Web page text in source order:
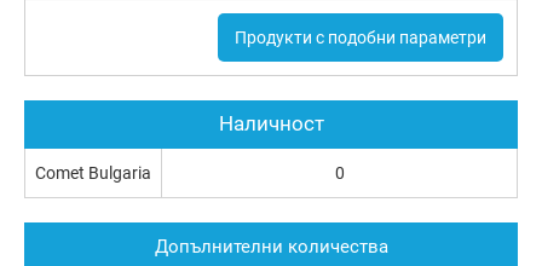
Продукти с подобни параметри
Наличност
Comet Bulgaria 0
Допълнителни количества